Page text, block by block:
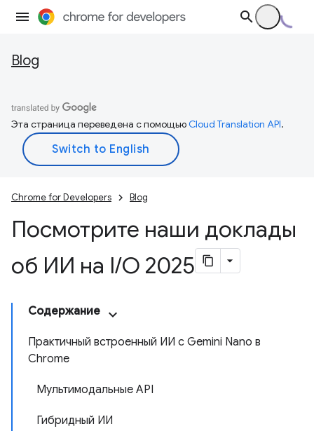
Blog
Эта страница переведена с помощьюCloud Translation API.
Chrome for Developers Blog
Посмотрите наши доклады
об ИИ на I/O 2025
Содержание
Практичный встроенный ИИ с Gemini Nano в
Chrome
Мультимодальные API
Гибридный ИИ